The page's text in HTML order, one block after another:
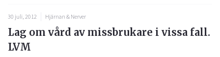
30 juli, 2012 Hjärnan & Nerver
Lag om vård av missbrukare i vissa fall.
LVM